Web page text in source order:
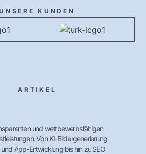
UNSERE KUNDEN
ARTIKEL
und wettbewerbsfähigen
Von KI-Bildergenerierung
App-Entwicklung bis hin zu SEO